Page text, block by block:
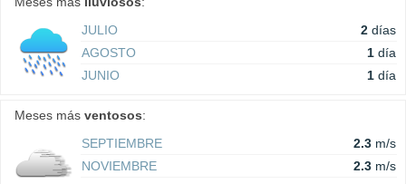
JULIO
2 días
AGOSTO
1 día
JUNIO
1 día
Meses más ventosos:
SEPTIEMBRE
2.3 m/s
NOVIEMBRE
2.3 m/s